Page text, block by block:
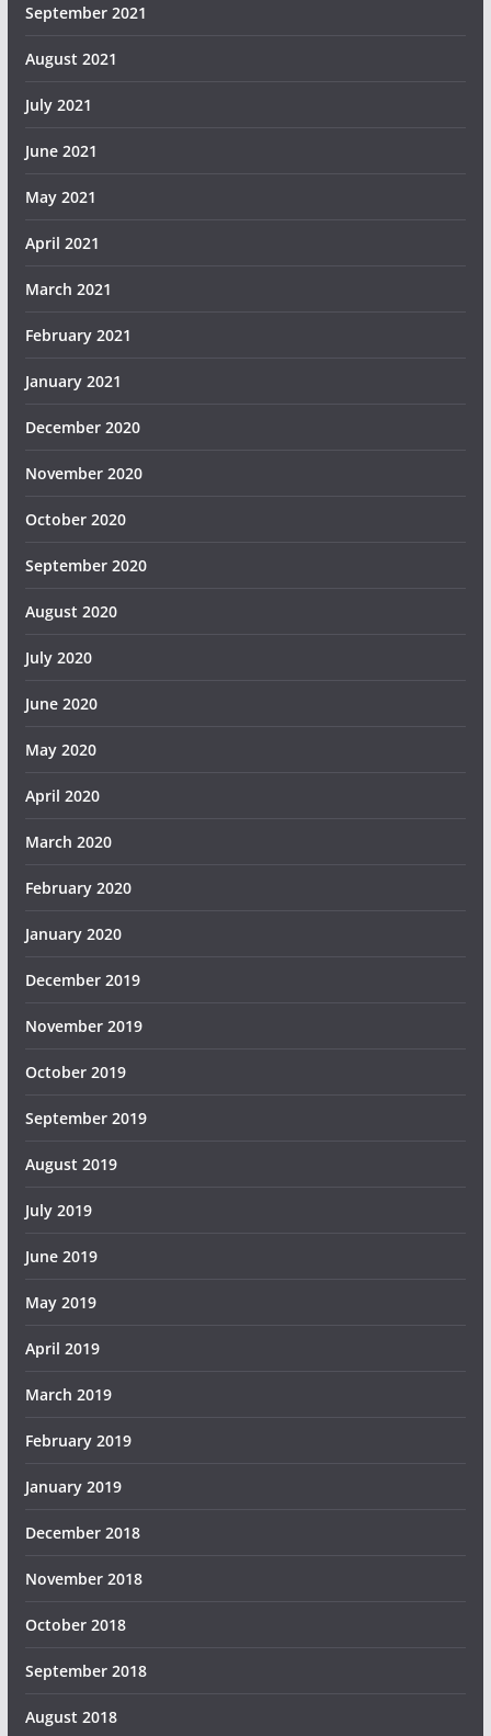
September 2021
August 2021
July 2021
June 2021
May 2021
April 2021
March 2021
February 2021
January 2021
December 2020
November 2020
October 2020
September 2020
August 2020
July 2020
June 2020
May 2020
April 2020
March 2020
February 2020
January 2020
December 2019
November 2019
October 2019
September 2019
August 2019
July 2019
June 2019
May 2019
April 2019
March 2019
February 2019
January 2019
December 2018
November 2018
October 2018
September 2018
August 2018